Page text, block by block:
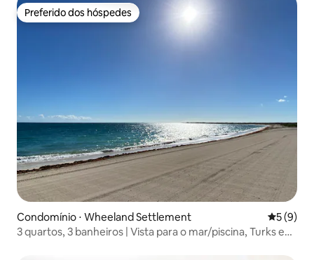
Preferido dos hóspedes
Preferido dos hóspedes
Condomínio ⋅ Wheeland Settlement 5 de
5 (9)
3 quartos, 3 banheiros | Vista para o mar/piscina, Turks e